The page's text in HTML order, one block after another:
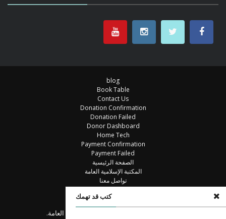
كتب قد تهمك
blog
Book Table
Contact Us
Donation Confirmation
Donation Failed
Donor Dashboard
Home Tech
Payment Confirmation
Payment Failed
الصفحة الرئيسية
المكتبة الإسلامية العامة
تواصل معنا
خزانة الكتب
مكتبة
© جميع الحقوق محفوظة للمكتبة الإسلامية العامة.